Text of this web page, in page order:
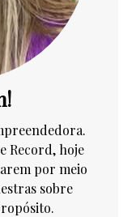
Record, hoje
por meio
sobre